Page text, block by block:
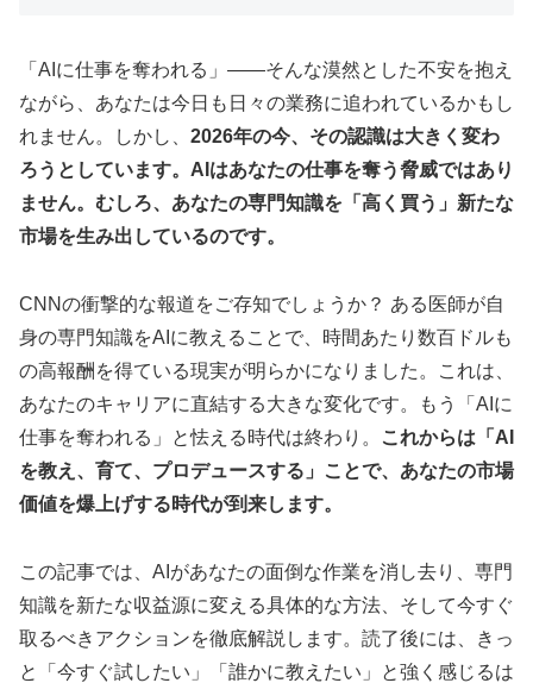
「AIに仕事を奪われる」――そんな漠然とした不安を抱え
ながら、あなたは今日も日々の業務に追われているかもし
れません。しかし、 2026年の今、その認識は大きく変わ
ろうとしています。AIはあなたの仕事を奪う脅威ではあり
ません。むしろ、あなたの専門知識を「高く買う」新たな
市場を生み出しているのです。
CNNの衝撃的な報道をご存知でしょうか？ ある医師が自
身の専門知識をAIに教えることで、時間あたり数百ドルも
の高報酬を得ている現実が明らかになりました。これは、
あなたのキャリアに直結する大きな変化です。もう「AIに
仕事を奪われる」と怯える時代は終わり。
これからは「AI
を教え、育て、プロデュースする」ことで、あなたの市場
価値を爆上げする時代が到来します。
この記事では、AIがあなたの面倒な作業を消し去り、専門
知識を新たな収益源に変える具体的な方法、そして今すぐ
取るべきアクションを徹底解説します。読了後には、きっ
と「今すぐ試したい」「誰かに教えたい」と強く感じるは